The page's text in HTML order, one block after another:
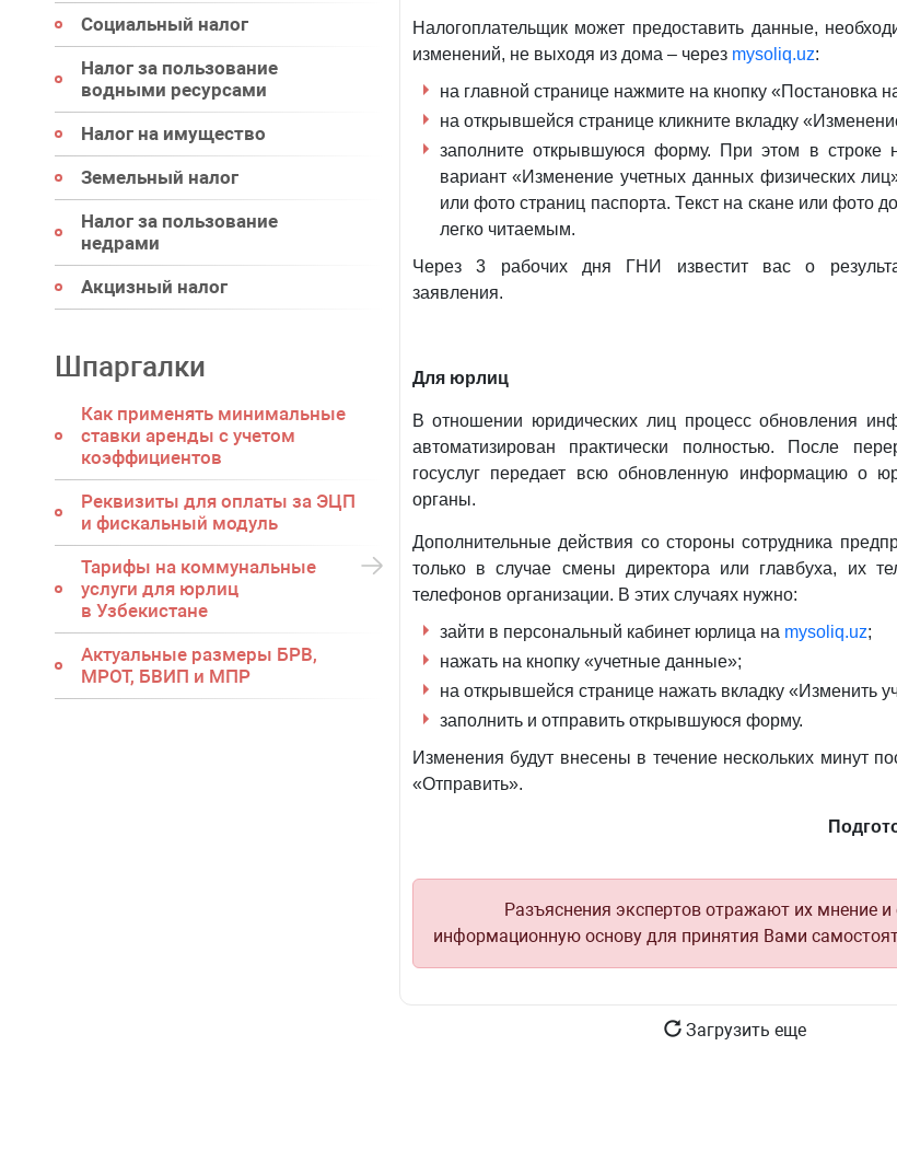
Социальный налог
Налог за пользование
водными ресурсами
Налог на имущество
Земельный налог
Налог за пользование
недрами
Акцизный налог
Шпаргалки
Как применять минимальные
ставки аренды с учетом
коэффициентов
Реквизиты для оплаты за ЭЦП
и фискальный модуль
Тарифы на коммунальные
услуги для юрлиц
в Узбекистане
Актуальные размеры БРВ,
МРОТ, БВИП и МПР
Налогоплательщик может предоставить данные,
изменений, не выходя из дома – через mysoliq.uz:
на главной странице нажмите на кнопку «Постановка
на открывшейся странице кликните вкладку
заполните открывшуюся форму. При этом в строке
вариант «Изменение учетных данных физических
или фото страниц паспорта. Текст на скане или фото
легко читаемым.
Через 3 рабочих дня ГНИ известит вас о
заявления.
Для юрлиц
В отношении юридических лиц процесс обновления
автоматизирован практически полностью. После
госуслуг передает всю обновленную информацию о
органы.
Дополнительные действия со стороны сотрудника
только в случае смены директора или главбуха, их
телефонов организации. В этих случаях нужно:
зайти в персональный кабинет юрлица на mysoliq.uz;
нажать на кнопку «учетные данные»;
на открывшейся странице нажать вкладку «Изменить
заполнить и отправить открывшуюся форму.
Изменения будут внесены в течение нескольких минут
«Отправить».
Разъяснения экспертов отражают их мнение
информационную основу для принятия Вами
Загрузить еще